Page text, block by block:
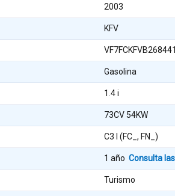
2003
KFV
Gasolina
1.4 i
73CV 54KW
C3 I (FC_, FN_)
1 añoConsulta
Turismo